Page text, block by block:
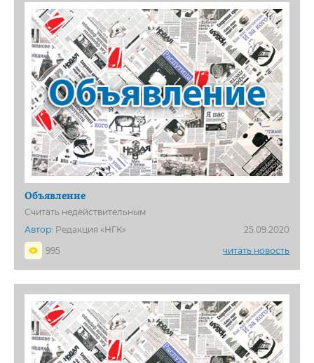
Объявление
Считать недействительным
Автор: Редакция «НГК»
25.09.2020
995
читать новость